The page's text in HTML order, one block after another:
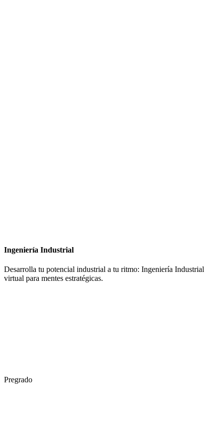
Ingeniería Industrial
Desarrolla tu potencial industrial a tu ritmo: Ingeniería Industrial
virtual para mentes estratégicas.
Pregrado